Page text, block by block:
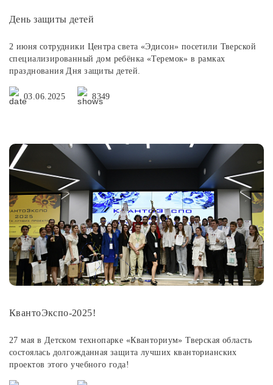
День защиты детей
2 июня сотрудники Центра света «Эдисон» посетили Тверской
специализированный дом ребёнка «Теремок» в рамках
празднования Дня защиты детей.
03.06.2025 8349
КвантоЭкспо-2025!
27 мая в Детском технопарке «Кванториум» Тверская область
состоялась долгожданная защита лучших кванторианских
проектов этого учебного года!